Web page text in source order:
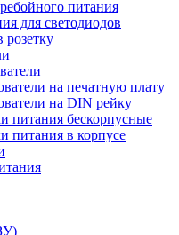
питания
для светодиодов
розетку
на печатную плату
на DIN рейку
питания бескорпусные
питания в корпусе